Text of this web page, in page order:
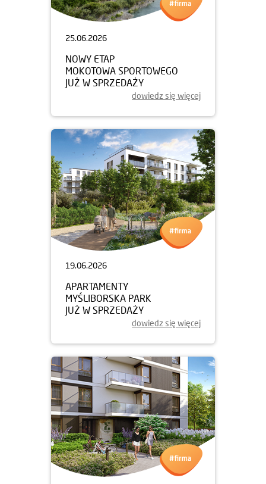
25.06.2026
NOWY ETAP
MOKOTOWA SPORTOWEGO
JUŻ W SPRZEDAŻY
dowiedz się więcej
19.06.2026
APARTAMENTY
MYŚLIBORSKA PARK
JUŻ W SPRZEDAŻY
dowiedz się więcej